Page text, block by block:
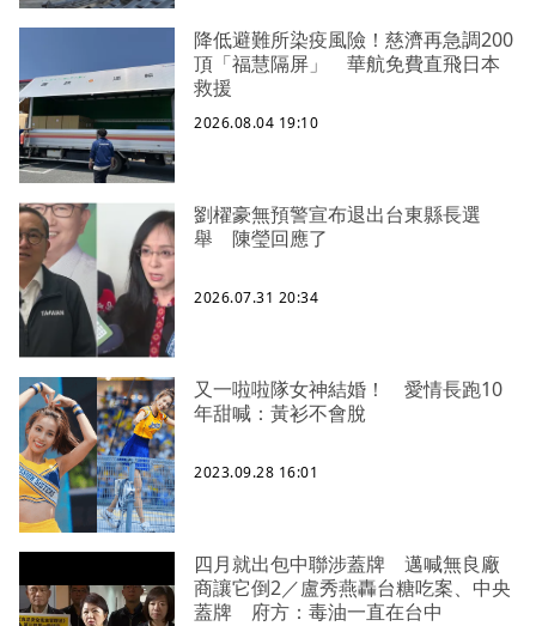
降低避難所染疫風險！慈濟再急調200
頂「福慧隔屏」 華航免費直飛日本
救援
2026.08.04 19:10
劉櫂豪無預警宣布退出台東縣長選
舉 陳瑩回應了
2026.07.31 20:34
又一啦啦隊女神結婚！ 愛情長跑10
年甜喊：黃衫不會脫
2023.09.28 16:01
四月就出包中聯涉蓋牌 邁喊無良廠
商讓它倒2／盧秀燕轟台糖吃案、中央
蓋牌 府方：毒油一直在台中